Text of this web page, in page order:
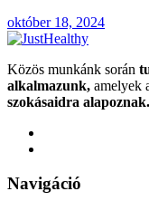
október 18, 2024
Közös munkánk során
alkalmazunk, amelyek
szokásaidra alapoznak.
Navigáció